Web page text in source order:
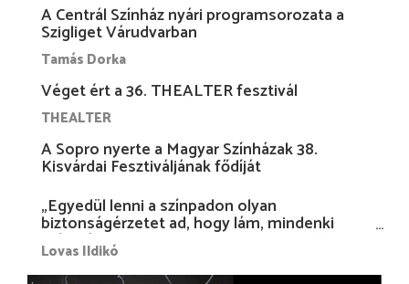
A Centrál Színház nyári programsorozata a
Szigliget Várudvarban
Tamás Dorka
Véget ért a 36. THEALTER fesztivál
THEALTER
A Sopro nyerte a Magyar Színházak 38.
Kisvárdai Fesztiváljának fődíját
„Egyedül lenni a színpadon olyan
biztonságérzetet ad, hogy lám, mindenki
más nélkül is megvagyok magammal…”
Lovas Ildikó